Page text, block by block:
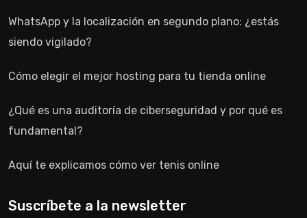
WhatsApp y la localización en segundo plano: ¿estás
siendo vigilado?
Cómo elegir el mejor hosting para tu tienda online
¿Qué es una auditoría de ciberseguridad y por qué es
fundamental?
Aquí te explicamos cómo ver tenis online
Suscríbete a la newsletter